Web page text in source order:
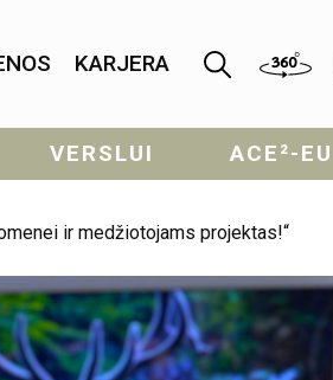
KARJERA
VERSLUI ACE²-EU
ir medžiotojams projektas!“